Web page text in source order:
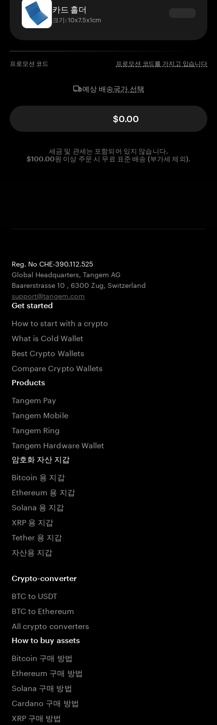
카드 홀더
크기: 10x7.5x1cm
프로모션 코드 프로모션 코드를 가지고 있습니다
예상 배송국가 선택
$0.00
세금 및 관세는 포함되어 있지 않습니다.
$100.00원 이상 주문 시 무료 표준 배송 (부가세 제외).
Reg. No CHE-390.112.525
Global Headquarters, Tangem AG
Baarerstrasse 10 , 6300 Zug, Switzerland
support@tangem.com
Get started
How to start with a crypto
What is Cold Wallet
Best Crypto Wallets
Compare Crypto Wallets
Products
Tangem Pay
Tangem Mobile
Tangem Ring
Tangem Hardware Wallet
암호화 자산 지갑
Bitcoin 용 지갑
Ethereum 용 지갑
Solana 용 지갑
XRP 용 지갑
Tether 용 지갑
자산용 지갑
Crypto-converter
BTC to USDT
BTC to Ethereum
All crypto converters
How to buy assets
Bitcoin 구매 방법
Ethereum 구매 방법
Solana 구매 방법
Cardano 구매 방법
XRP 구매 방법